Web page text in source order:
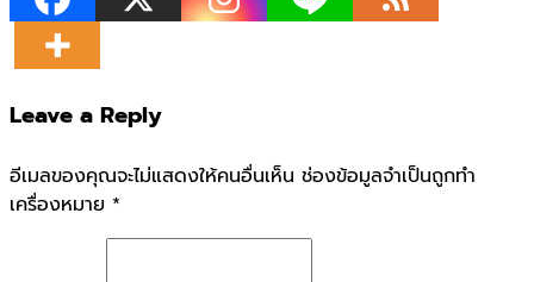
Leave a Reply
อีเมลของคุณจะไม่แสดงให้คนอื่นเห็น ช่องข้อมูลจำเป็นถูกทำ
เครื่องหมาย *